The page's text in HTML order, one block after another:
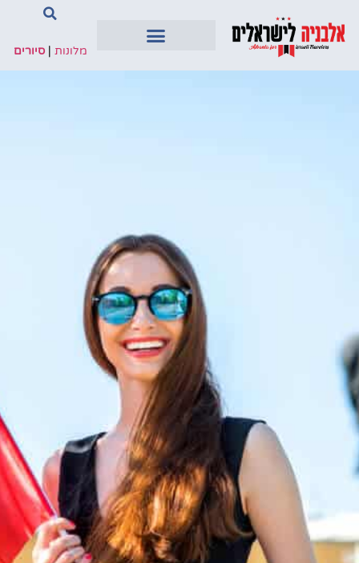
מלונות |סיורים